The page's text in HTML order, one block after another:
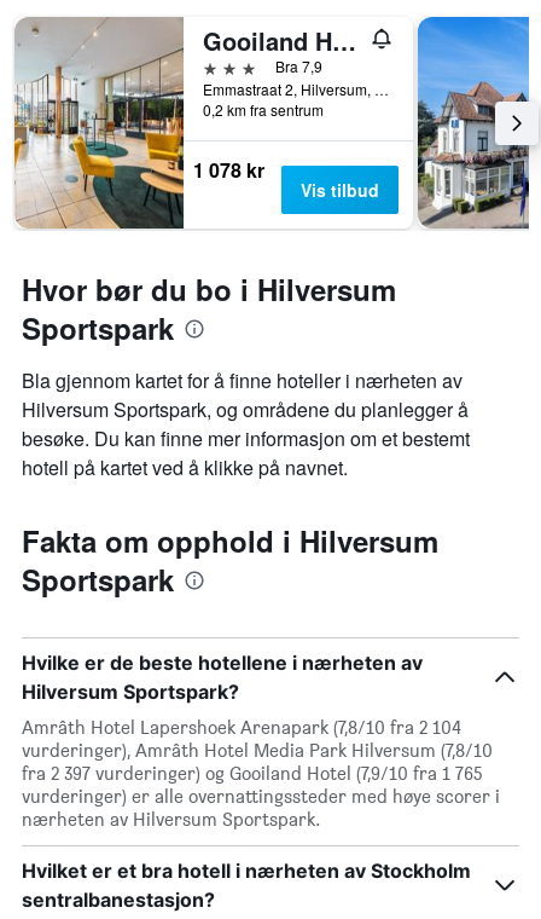
Gooiland Hotel
3 stjernerBra 7,9
Emmastraat 2, Hilversum, Nord-Holland, Nederland
0,2 km fra sentrum
1 078 kr
Vis tilbud
Hvor bør du bo i Hilversum
Sportspark
Bla gjennom kartet for å finne hoteller i nærheten av
Hilversum Sportspark, og områdene du planlegger å
besøke. Du kan finne mer informasjon om et bestemt
hotell på kartet ved å klikke på navnet.
Fakta om opphold i Hilversum
Sportspark
Hvilke er de beste hotellene i nærheten av
Hilversum Sportspark?
Amrâth Hotel Lapershoek Arenapark (7,8/10 fra 2 104
vurderinger), Amrâth Hotel Media Park Hilversum (7,8/10
fra 2 397 vurderinger) og Gooiland Hotel (7,9/10 fra 1 765
vurderinger) er alle overnattingssteder med høye scorer i
nærheten av Hilversum Sportspark.
Hvilket er et bra hotell i nærheten av Stockholm
sentralbanestasjon?